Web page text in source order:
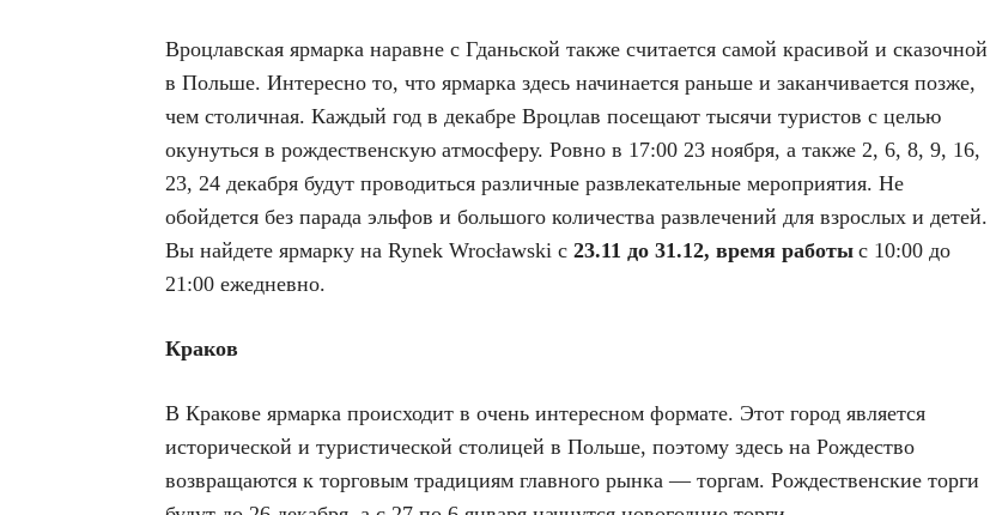
Вроцлавская ярмарка наравне с Гданьской также считается самой красивой и сказочной
в Польше. Интересно то, что ярмарка здесь начинается раньше и заканчивается позже,
чем столичная. Каждый год в декабре Вроцлав посещают тысячи туристов с целью
окунуться в рождественскую атмосферу. Ровно в 17:00 23 ноября, а также 2, 6, 8, 9, 16,
23, 24 декабря будут проводиться различные развлекательные мероприятия. Не
обойдется без парада эльфов и большого количества развлечений для взрослых и детей.
Вы найдете ярмарку на Rynek Wrocławski с 23.11 до 31.12, время работы с 10:00 до
21:00 ежедневно.
Краков
В Кракове ярмарка происходит в очень интересном формате. Этот город является
исторической и туристической столицей в Польше, поэтому здесь на Рождество
возвращаются к торговым традициям главного рынка — торгам. Рождественские торги